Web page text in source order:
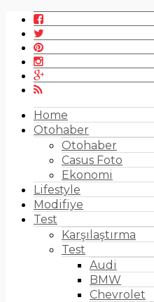
Home
Otohaber
Otohaber
Casus Foto
Ekonomi
Lifestyle
Modifiye
Test
Karşılaştırma
Test
Audi
BMW
Chevrolet